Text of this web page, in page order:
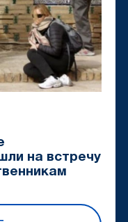
на встречу